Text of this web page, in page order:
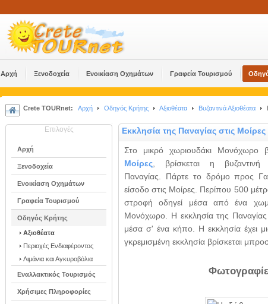
Αρχή Ξενοδοχεία Ενοικίαση Οχημάτων Γραφεία Τουρισμού
Crete TOURnet: Αρχή Οδηγός Κρήτης Αξιοθέατα Βυζαντινά Αξιοθέατα
Επιλογές
Αρχή
Ξενοδοχεία
Ενοικίαση Οχημάτων
Γραφεία Τουρισμού
Οδηγός Κρήτης
Αξιοθέατα
Περιοχές Ενδιαφέροντος
Λιμάνια και Αγκυροβόλια
Εναλλακτικός Τουρισμός
Χρήσιμες Πληροφορίες
Εκκλησία της Παναγίας στις Μοίρες
Στο μικρό χωριουδάκι Μονόχωρο
Μοίρες, βρίσκεται η βυζαντινή
Παναγίας. Πάρτε το δρόμο προς
είσοδο στις Μοίρες. Περίπου 500
στροφή οδηγεί μέσα από ένα
Μονόχωρο. Η εκκλησία της Παναγίας
μέσα σ' ένα κήπο. Η εκκλησία έχει
γκρεμισμένη εκκλησία βρίσκεται